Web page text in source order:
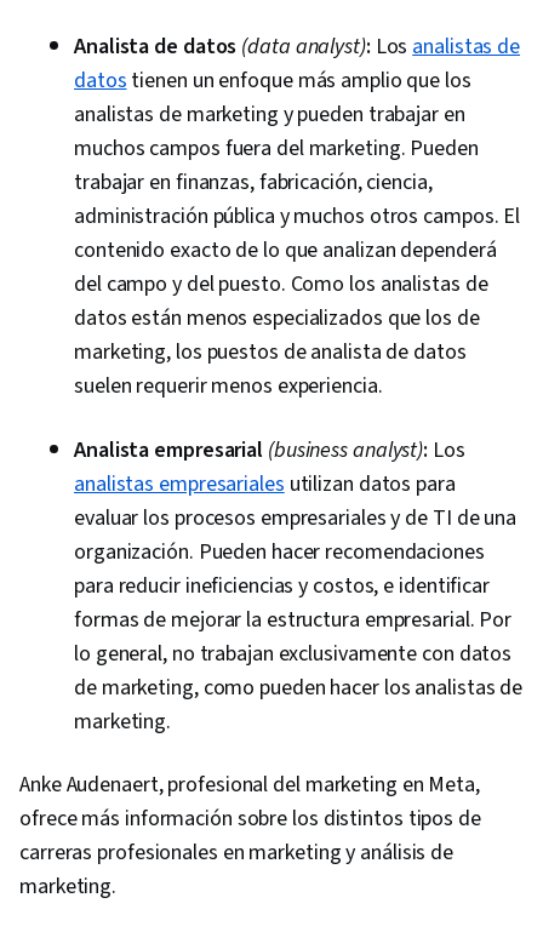
Goals, Copywriting, Customer Retention,
Promotional Strategies, Information Privacy,
Personally Identifiable Information, Data Ethics,
Digital Marketing Tools, Digital Analysis,
Marketing Automation, Campaign Planning,
Prompt Engineering Tools, Google Gemini,
Generative AI, Prompt Engineering, AI literacy,
Branding, Professional Development, Content
Scheduling, Social Media Content, Social Media
Campaigns, Digital Media Strategy, Brand
Management, Advertising, Content Creation,
Driving engagement, Brand Awareness, Drive
Engagement, Customer Relationship Building,
Customer and Client Support, Relationship
Management, Product Improvement, Brand
Loyalty, Portfolio Management, Customer
Service, Web Analytics, Customer Relationship
Management, Presentations, Performance
Analysis, Performance marketing, Performance
Metric, Data-Driven Decision-Making, Web
Analista de datos (data analyst): Losanalistas de
datostienen un enfoque más amplio que los
analistas de marketing y pueden trabajar en
muchos campos fuera del marketing. Pueden
trabajar en finanzas, fabricación, ciencia,
administración pública y muchos otros campos. El
contenido exacto de lo que analizan dependerá
del campo y del puesto. Como los analistas de
datos están menos especializados que los de
marketing, los puestos de analista de datos
suelen requerir menos experiencia.
Analista empresarial (business analyst): Los
analistas empresarialesutilizan datos para
evaluar los procesos empresariales y de TI de una
organización. Pueden hacer recomendaciones
para reducir ineficiencias y costos, e identificar
formas de mejorar la estructura empresarial. Por
lo general, no trabajan exclusivamente con datos
de marketing, como pueden hacer los analistas de
marketing.
Anke Audenaert, profesional del marketing en Meta,
ofrece más información sobre los distintos tipos de
carreras profesionales en marketing y análisis de
marketing.
0:00/3:36